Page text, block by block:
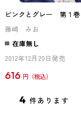
ピンクとグレー 第１巻
藤崎 みお
在庫無し
2012年12月20日発売
616 円
4 件あります